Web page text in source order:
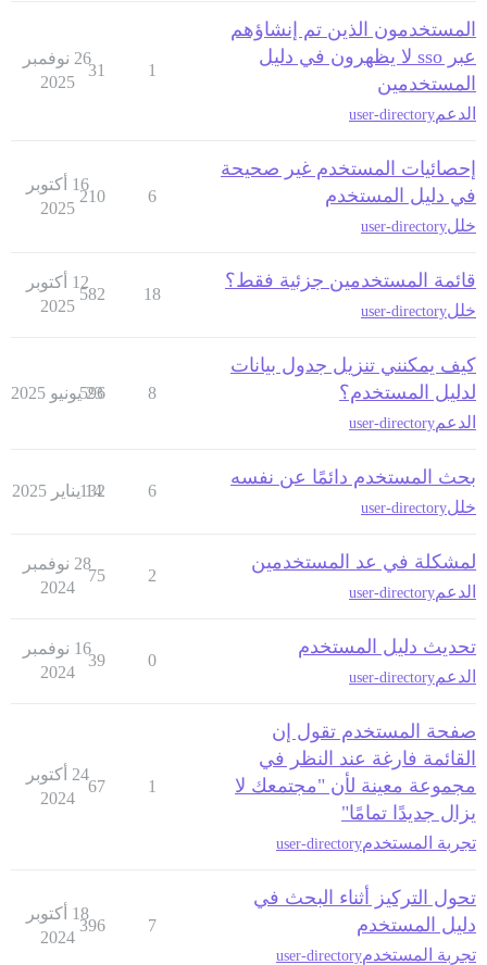
المستخدمون الذين تم إنشاؤهم
عبر sso لا يظهرون في دليل
المستخدمين
الدعمuser-directory
1
31
26 نوفمبر
2025
إحصائيات المستخدم غير صحيحة
في دليل المستخدم
خللuser-directory
6
210
16 أكتوبر
2025
قائمة المستخدمين جزئية فقط؟
خللuser-directory
18
582
12 أكتوبر
2025
كيف يمكنني تنزيل جدول بيانات
لدليل المستخدم؟
الدعمuser-directory
8
596
23 يونيو 2025
بحث المستخدم دائمًا عن نفسه
خللuser-directory
6
132
14 يناير 2025
لمشكلة في عد المستخدمين
الدعمuser-directory
2
75
28 نوفمبر
2024
تحديث دليل المستخدم
الدعمuser-directory
0
39
16 نوفمبر
2024
صفحة المستخدم تقول إن
القائمة فارغة عند النظر في
مجموعة معينة لأن "مجتمعك لا
يزال جديدًا تمامًا"
تجربة المستخدمuser-directory
1
67
24 أكتوبر
2024
تحول التركيز أثناء البحث في
دليل المستخدم
تجربة المستخدمuser-directory
7
396
18 أكتوبر
2024